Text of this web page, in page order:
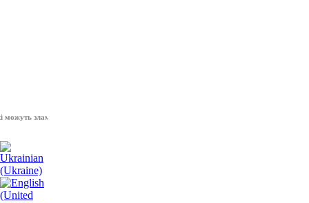
зламати волю народу, - Президент України Володимир Зеленський